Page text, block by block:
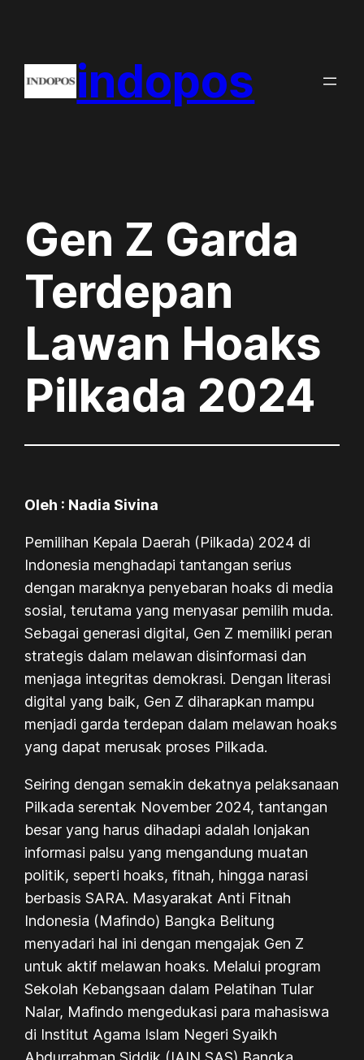
content
indopos
Gen Z Garda
Terdepan
Lawan Hoaks
Pilkada 2024
Oleh : Nadia Sivina
Pemilihan Kepala Daerah (Pilkada) 2024 di
Indonesia menghadapi tantangan serius
dengan maraknya penyebaran hoaks di media
sosial, terutama yang menyasar pemilih muda.
Sebagai generasi digital, Gen Z memiliki peran
strategis dalam melawan disinformasi dan
menjaga integritas demokrasi. Dengan literasi
digital yang baik, Gen Z diharapkan mampu
menjadi garda terdepan dalam melawan hoaks
yang dapat merusak proses Pilkada.
Seiring dengan semakin dekatnya pelaksanaan
Pilkada serentak November 2024, tantangan
besar yang harus dihadapi adalah lonjakan
informasi palsu yang mengandung muatan
politik, seperti hoaks, fitnah, hingga narasi
berbasis SARA. Masyarakat Anti Fitnah
Indonesia (Mafindo) Bangka Belitung
menyadari hal ini dengan mengajak Gen Z
untuk aktif melawan hoaks. Melalui program
Sekolah Kebangsaan dalam Pelatihan Tular
Nalar, Mafindo mengedukasi para mahasiswa
di Institut Agama Islam Negeri Syaikh